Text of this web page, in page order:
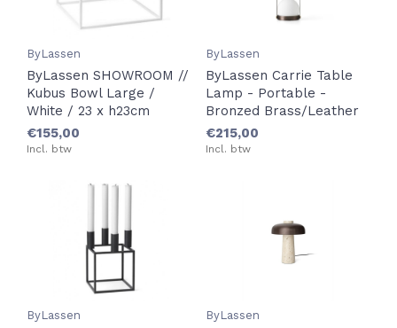
ByLassen
ByLassen SHOWROOM //
Kubus Bowl Large /
White / 23 x h23cm
€155,00
Incl. btw
ByLassen
ByLassen Carrie Table
Lamp - Portable -
Bronzed Brass/Leather
€215,00
Incl. btw
ByLassen ByLassen